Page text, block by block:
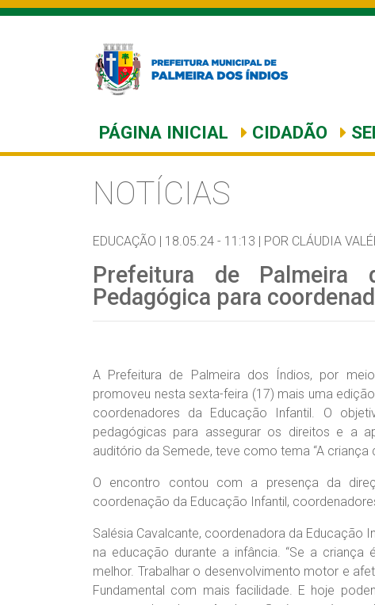
PÁGINA INICIAL CIDADÃO
NOTÍCIAS
EDUCAÇÃO | 18.05.24 - 11:13 | POR CLÁUDIA
Prefeitura de Palmeira
Pedagógica para
A Prefeitura de Palmeira dos Índios, por
promoveu nesta sexta-feira (17) mais uma
coordenadores da Educação Infantil. O
pedagógicas para assegurar os direitos e a
auditório da Semede, teve como tema “A criança
O encontro contou com a presença da
coordenação da Educação Infantil,
Salésia Cavalcante, coordenadora da Educação
na educação durante a infância. “Se a
melhor. Trabalhar o desenvolvimento motor e
Fundamental com mais facilidade. E hoje